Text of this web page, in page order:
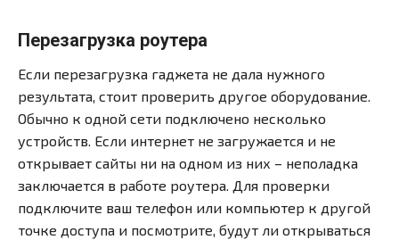
Перезагрузка роутера
Если перезагрузка гаджета не дала нужного
результата, стоит проверить другое оборудование.
Обычно к одной сети подключено несколько
устройств. Если интернет не загружается и не
открывает сайты ни на одном из них – неполадка
заключается в работе роутера. Для проверки
подключите ваш телефон или компьютер к другой
точке доступа и посмотрите, будут ли открываться